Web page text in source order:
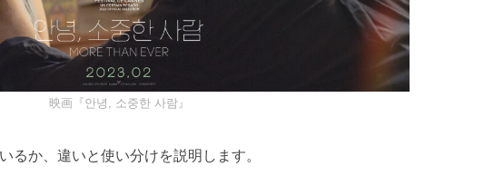
映画『안녕, 소중한 사람』
るか、違いと使い分けを説明します。